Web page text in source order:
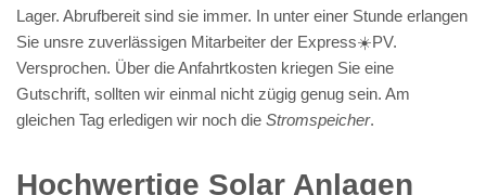
Lager. Abrufbereit sind sie immer. In unter einer Stunde erlangen
Sie unsre zuverlässigen Mitarbeiter der Express☀️PV️.
Versprochen. Über die Anfahrtkosten kriegen Sie eine
Gutschrift, sollten wir einmal nicht zügig genug sein. Am
gleichen Tag erledigen wir noch die Stromspeicher.
Hochwertige Solar Anlagen